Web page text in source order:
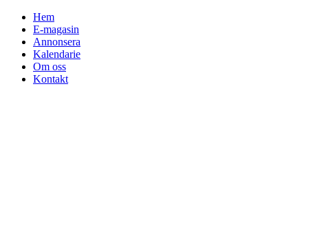
Hoppa
innehåll
Hem
E-magasin
Annonsera
Kalendarie
Om oss
Kontakt